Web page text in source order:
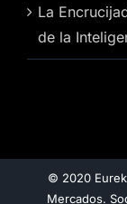
La
de la
© 2020
Mercados.